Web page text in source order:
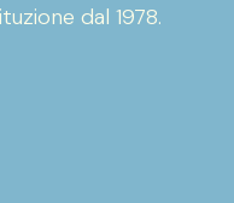
dal 1978.